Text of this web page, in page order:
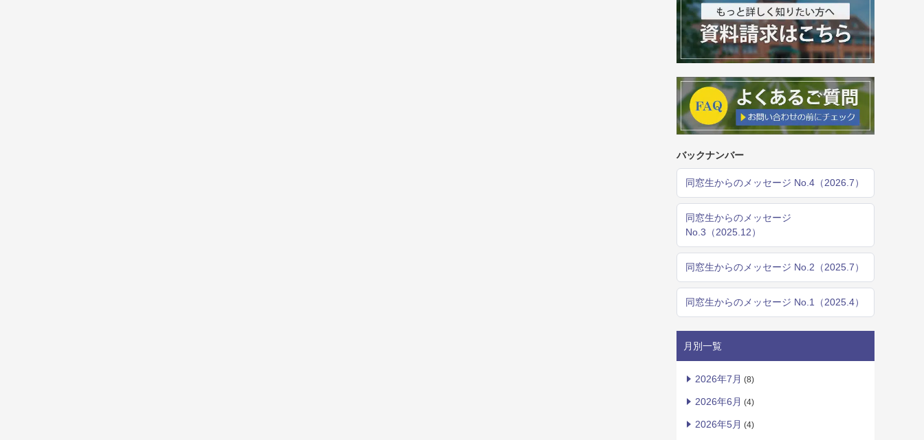
バックナンバー
同窓生からのメッセージ No.4（2026.7）
同窓生からのメッセージ
No.3（2025.12）
同窓生からのメッセージ No.2（2025.7）
同窓生からのメッセージ No.1（2025.4）
月別一覧
2026年7月 (8)
2026年6月 (4)
2026年5月 (4)